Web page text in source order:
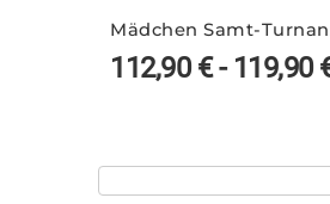
112,90€- 119,90